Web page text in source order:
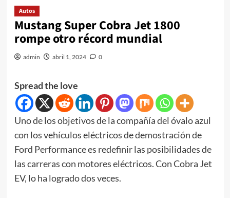
Autos
Mustang Super Cobra Jet 1800
rompe otro récord mundial
admin abril 1, 2024 0
Spread the love
Uno de los objetivos de la compañía del óvalo azul
con los vehículos eléctricos de demostración de
Ford Performance es redefinir las posibilidades de
las carreras con motores eléctricos. Con Cobra Jet
EV, lo ha logrado dos veces.